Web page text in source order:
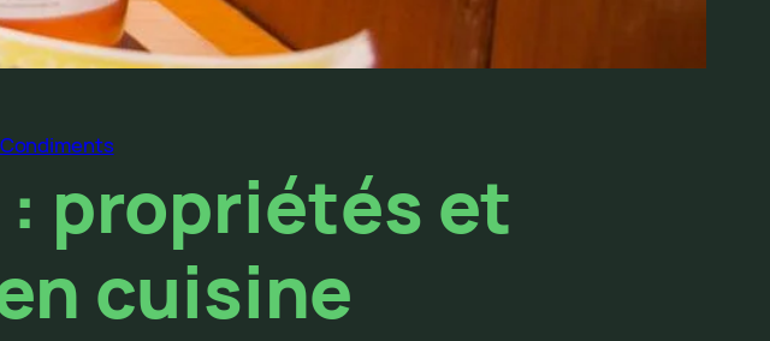
Condiments
propriétés et
cuisine